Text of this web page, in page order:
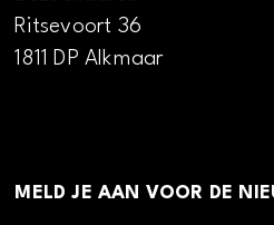
Ritsevoort 36
1811 DP Alkmaar
MELD JE AAN VOOR DE